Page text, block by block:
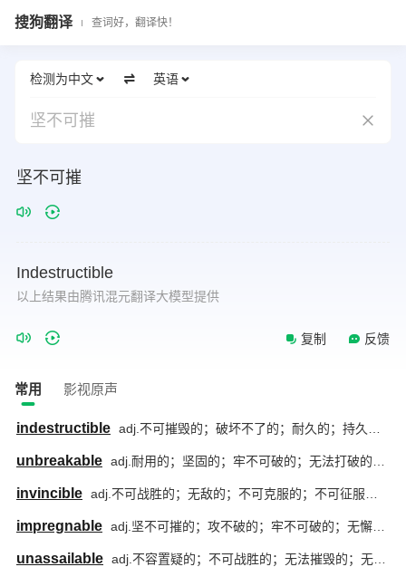
搜狗翻译 查词好，翻译快！
检测为中文 英语
坚不可摧
坚不可摧
Indestructible
以上结果由腾讯混元翻译大模型提供
复制 反馈
常用 影视原声
indestructible adj.不可摧毁的；破坏不了的；耐久的；持久的；不朽的；永恒的
unbreakable adj.耐用的；坚固的；牢不可破的；无法打破的；不易损坏的；坚不可摧的
invincible adj.不可战胜的；无敌的；不可克服的；不可征服的；坚不可摧的；无法击败的
impregnable adj.坚不可摧的；攻不破的；牢不可破的；无懈可击的；不可动摇的
unassailable adj.不容置疑的；不可战胜的；无法摧毁的；无懈可击的；坚不可摧的；不可争辩的；无法否认的